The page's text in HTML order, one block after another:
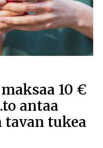
10 €
antaa
tavan tukea